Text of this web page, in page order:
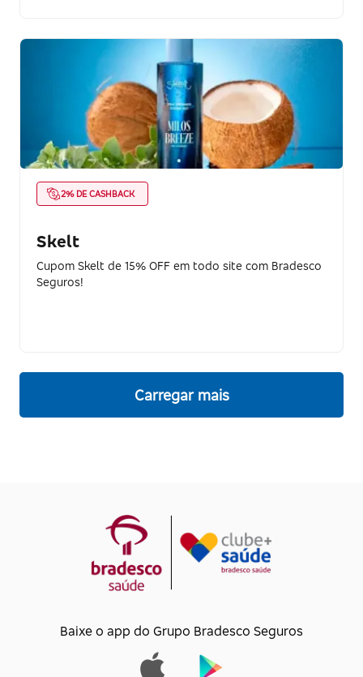
2% DE CASHBACK
Skelt
Cupom Skelt de 15% OFF em todo site com Bradesco
Seguros!
Carregar mais
Baixe o app do Grupo Bradesco Seguros